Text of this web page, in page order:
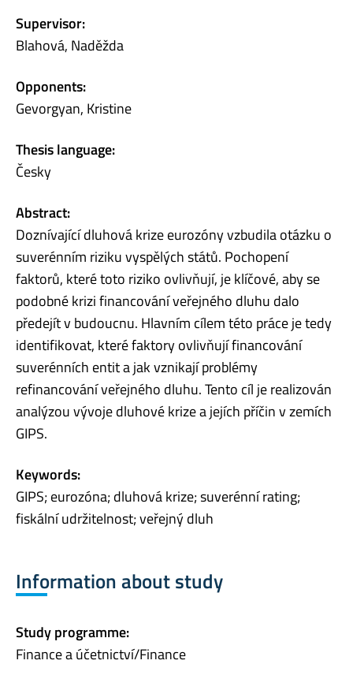
Supervisor:
Blahová, Naděžda
Opponents:
Gevorgyan, Kristine
Thesis language:
Česky
Abstract:
Doznívající dluhová krize eurozóny vzbudila otázku o
suverénním riziku vyspělých států. Pochopení
faktorů, které toto riziko ovlivňují, je klíčové, aby se
podobné krizi financování veřejného dluhu dalo
předejít v budoucnu. Hlavním cílem této práce je tedy
identifikovat, které faktory ovlivňují financování
suverénních entit a jak vznikají problémy
refinancování veřejného dluhu. Tento cíl je realizován
analýzou vývoje dluhové krize a jejích příčin v zemích
GIPS.
Keywords:
GIPS; eurozóna; dluhová krize; suverénní rating;
fiskální udržitelnost; veřejný dluh
Information about study
Study programme:
Finance a účetnictví/Finance